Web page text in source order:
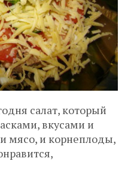
салат, который
вкусами и
мясо, и корнеплоды,